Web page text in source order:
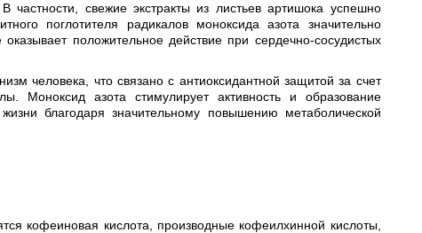
свежие экстракты из листьев артишока успешно
поглотителя радикалов моноксида азота значительно
положительное действие при сердечно-сосудистых
человека, что связано с антиоксидантной защитой за счет
Моноксид азота стимулирует активность и образование
благодаря значительному повышению метаболической
кофеиновая кислота, производные кофеилхинной кислоты,